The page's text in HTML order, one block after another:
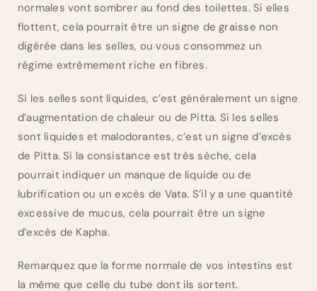
normales vont sombrer au fond des toilettes. Si elles
flottent, cela pourrait être un signe de graisse non
digérée dans les selles, ou vous consommez un
régime extrêmement riche en fibres.
Si les selles sont liquides, c’est généralement un signe
d’augmentation de chaleur ou de Pitta. Si les selles
sont liquides et malodorantes, c’est un signe d’excès
de Pitta. Si la consistance est très sèche, cela
pourrait indiquer un manque de liquide ou de
lubrification ou un excès de Vata. S’il y a une quantité
excessive de mucus, cela pourrait être un signe
d’excès de Kapha.
Remarquez que la forme normale de vos intestins est
la même que celle du tube dont ils sortent.